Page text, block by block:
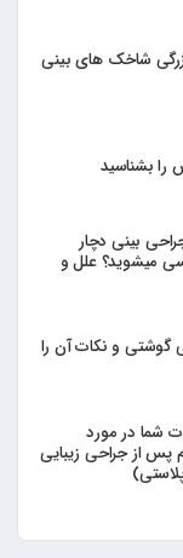
شاخک های بینی
را بشناسید
بینی دچار
میشوید؟ علل و
گوشتی و نکات آن را
شما در مورد
از جراحی زیبایی